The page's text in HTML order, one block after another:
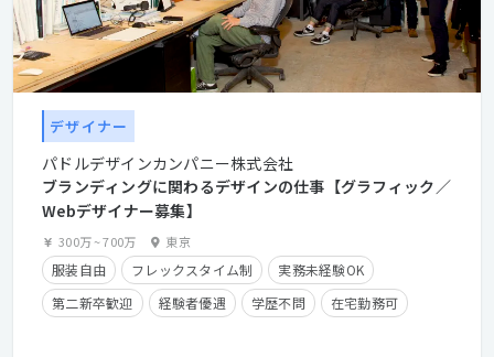
デザイナー
パドルデザインカンパニー株式会社
ブランディングに関わるデザインの仕事【グラフィック／
Webデザイナー募集】
300万~700万 東京
服装自由 フレックスタイム制
実務未経験OK
第二新卒歓迎
経験者優遇 学歴不問
在宅勤務可